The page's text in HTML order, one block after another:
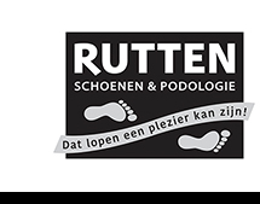
inhoud